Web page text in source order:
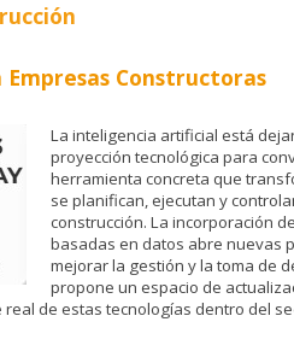
Constructoras
La inteligencia artificial está
proyección tecnológica para
herramienta concreta que
se planifican, ejecutan y
construcción. La incorporación
basadas en datos abre nuevas
mejorar la gestión y la toma de
propone un espacio de
de estas tecnologías dentro del